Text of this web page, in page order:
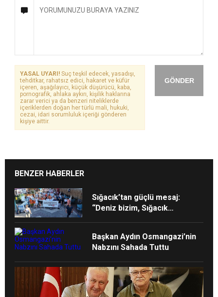
GÖNDER
YASAL UYARI! Suç teşkil edecek, yasadışı,
tehditkar, rahatsız edici, hakaret ve küfür
içeren, aşağılayıcı, küçük düşürücü, kaba,
pornografik, ahlaka aykırı, kişilik haklarına
zarar verici ya da benzeri niteliklerde
içeriklerden doğan her türlü mali, hukuki,
cezai, idari sorumluluk içeriği gönderen
kişiye aittir.
BENZER HABERLER
Sığacık’tan güçlü mesaj:
“Deniz bizim, Sığacık
Başkan Aydın Osmangazi’nin
Nabzını Sahada Tuttu